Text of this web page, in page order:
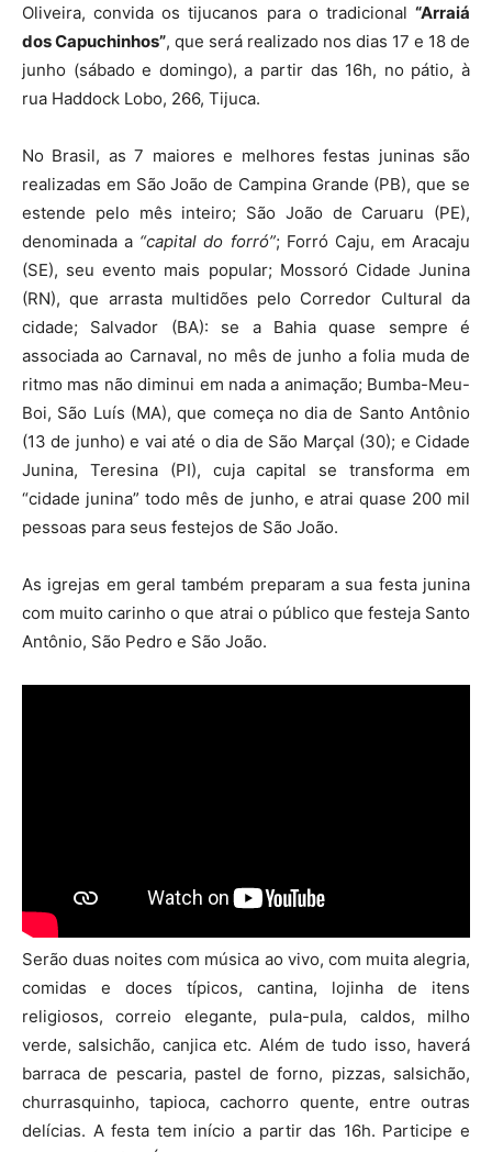
Oliveira, convida os tijucanos para o tradicional “Arraiá
dos Capuchinhos”, que será realizado nos dias 17 e 18 de
junho (sábado e domingo), a partir das 16h, no pátio, à
rua Haddock Lobo, 266, Tijuca.
No Brasil, as 7 maiores e melhores festas juninas são
realizadas em São João de Campina Grande (PB), que se
estende pelo mês inteiro; São João de Caruaru (PE),
denominada a “capital do forró”; Forró Caju, em Aracaju
(SE), seu evento mais popular; Mossoró Cidade Junina
(RN), que arrasta multidões pelo Corredor Cultural da
cidade; Salvador (BA): se a Bahia quase sempre é
associada ao Carnaval, no mês de junho a folia muda de
ritmo mas não diminui em nada a animação; Bumba-Meu-
Boi, São Luís (MA), que começa no dia de Santo Antônio
(13 de junho) e vai até o dia de São Marçal (30); e Cidade
Junina, Teresina (PI), cuja capital se transforma em
“cidade junina” todo mês de junho, e atrai quase 200 mil
pessoas para seus festejos de São João.
As igrejas em geral também preparam a sua festa junina
com muito carinho o que atrai o público que festeja Santo
Antônio, São Pedro e São João.
Serão duas noites com música ao vivo, com muita alegria,
comidas e doces típicos, cantina, lojinha de itens
religiosos, correio elegante, pula-pula, caldos, milho
verde, salsichão, canjica etc. Além de tudo isso, haverá
barraca de pescaria, pastel de forno, pizzas, salsichão,
churrasquinho, tapioca, cachorro quente, entre outras
delícias. A festa tem início a partir das 16h. Participe e